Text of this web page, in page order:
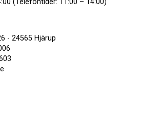
- 24565 Hjärup